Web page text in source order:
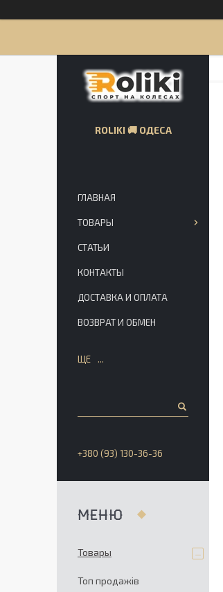
ROLIKI 🚚 ОДЕСА
ГЛАВНАЯ
ТОВАРЫ
СТАТЬИ
КОНТАКТЫ
ДОСТАВКА И ОПЛАТА
ВОЗВРАТ И ОБМЕН
ЩЕ
+380 (93) 130-36-36
Товары
Топ продажів